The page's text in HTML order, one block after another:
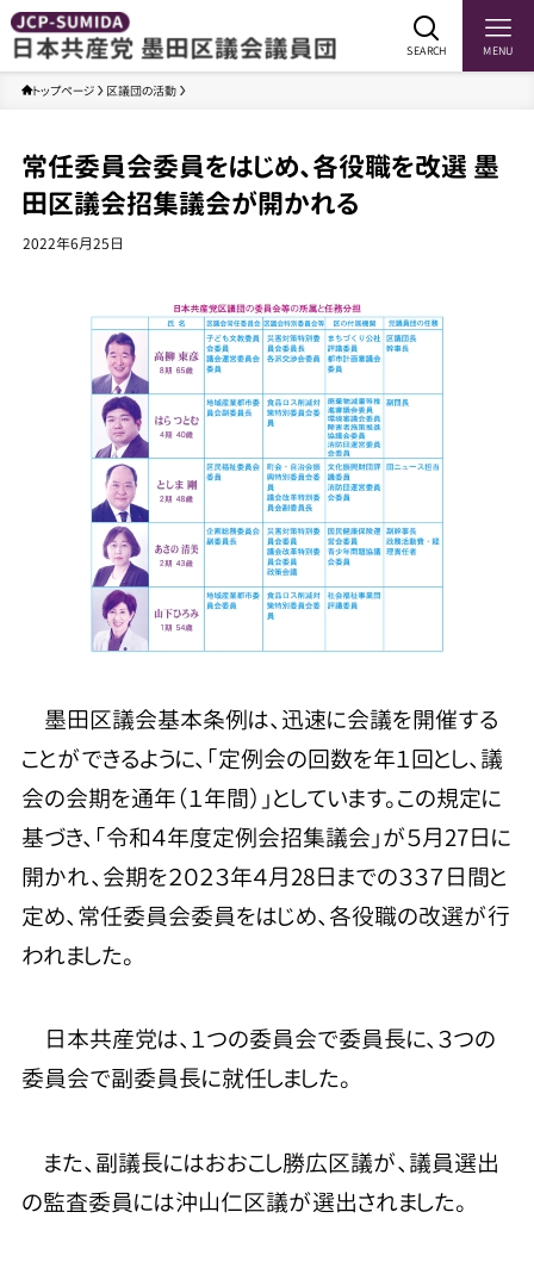
SEARCH MENU
トップページ 区議団の活動
常任委員会委員をはじめ、各役職を改選 墨
田区議会招集議会が開かれる
2022年6月25日
墨田区議会基本条例は、迅速に会議を開催する
ことができるように、「定例会の回数を年１回とし、議
会の会期を通年（１年間）」としています。この規定に
基づき、「令和４年度定例会招集議会」が５月27日に
開かれ、会期を２０２３年４月28日までの３３７日間と
定め、常任委員会委員をはじめ、各役職の改選が行
われました。
日本共産党は、１つの委員会で委員長に、３つの
委員会で副委員長に就任しました。
また、副議長にはおおこし勝広区議が、議員選出
の監査委員には沖山仁区議が選出されました。